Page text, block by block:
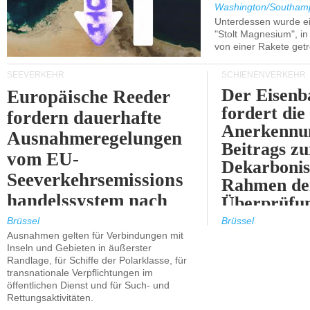
Washington/
Unterdessen wurde
"Stolt Magnesium",
von einer Rakete
SEEVERKEHR
Europäische Reeder
fordern dauerhafte
Ausnahmeregelungen
vom EU-
Seeverkehrsemissions
handelssystem nach
2030.
Brüssel
Ausnahmen gelten für Verbindungen mit
Inseln und Gebieten in äußerster
Randlage, für Schiffe der Polarklasse, für
transnationale Verpflichtungen im
öffentlichen Dienst und für Such- und
Rettungsaktivitäten.
SCHIENENVERKEHR
Der
fordert die
Beitrags
Rahmen
ETS.
Brüssel